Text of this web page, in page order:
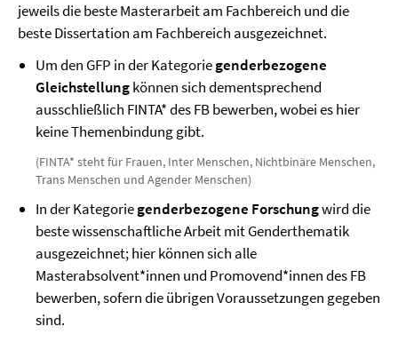
jeweils die beste Masterarbeit am Fachbereich und die
beste Dissertation am Fachbereich ausgezeichnet.
Um den GFP in der Kategoriegenderbezogene
Gleichstellungkönnen sich dementsprechend
ausschließlich FINTA* des FB bewerben, wobei es hier
keine Themenbindung gibt.
(FINTA* steht für Frauen, Inter Menschen, Nichtbinäre Menschen,
Trans Menschen und Agender Menschen)
In der Kategoriegenderbezogene Forschungwird die
beste wissenschaftliche Arbeit mit Genderthematik
ausgezeichnet; hier können sich alle
Masterabsolvent*innen und Promovend*innen des FB
bewerben, sofern die übrigen Voraussetzungen gegeben
sind.